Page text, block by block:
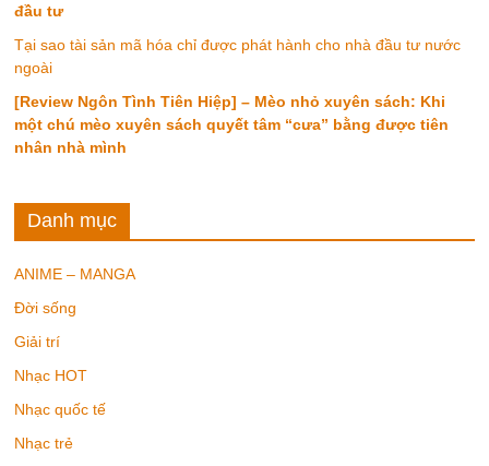
đầu tư
Tại sao tài sản mã hóa chỉ được phát hành cho nhà đầu tư nước
ngoài
[Review Ngôn Tình Tiên Hiệp] – Mèo nhỏ xuyên sách: Khi
một chú mèo xuyên sách quyết tâm “cưa” bằng được tiên
nhân nhà mình
Danh mục
ANIME – MANGA
Đời sống
Giải trí
Nhạc HOT
Nhạc quốc tế
Nhạc trẻ